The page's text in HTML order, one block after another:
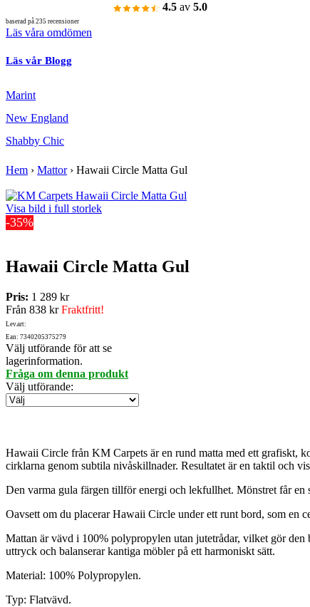
4.5 av 5.0
baserad på 235 recensioner
Läs våra omdömen
Läs vår Blogg
Marint
New England
Shabby Chic
Hem › Mattor› Hawaii Circle Matta Gul
Visa bild i full storlek
-35%
Hawaii Circle Matta Gul
Pris: 1 289 kr
Från 838 krFraktfritt!
Lev.art:
Ean: 7340205375279
Välj utförande för att se
lagerinformation.
Fråga om denna produkt
Välj utförande:
Hawaii Circle från KM Carpets är en rund matta med ett grafiskt,
cirklarna genom subtila nivåskillnader. Resultatet är en taktil och
Den varma gula färgen tillför energi och lekfullhet. Mönstret får
Oavsett om du placerar Hawaii Circle under ett runt bord, som en
Mattan är vävd i 100% polypropylen utan jutetrådar, vilket gör
uttryck och balanserar kantiga möbler på ett harmoniskt sätt.
Material: 100% Polypropylen.
Typ: Flatvävd.